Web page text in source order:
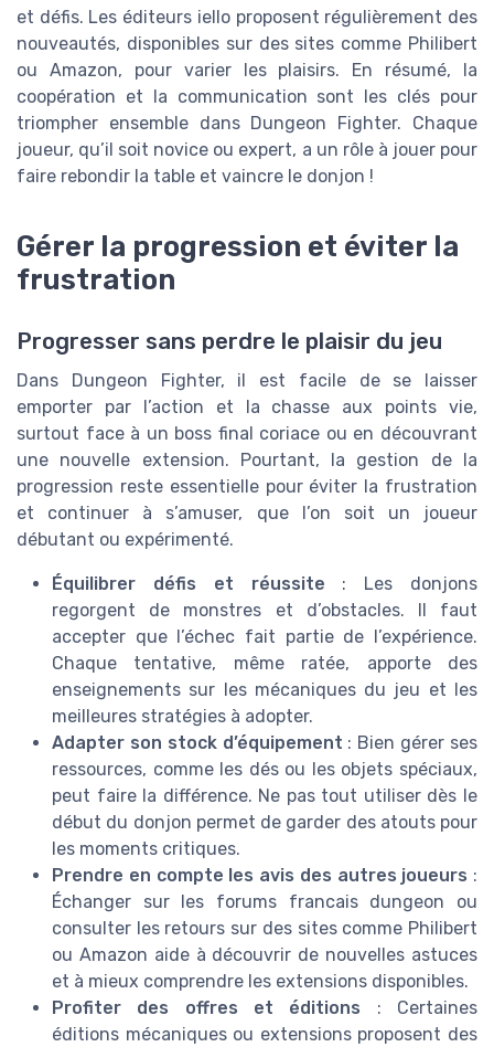
et défis. Les éditeurs iello proposent régulièrement des
nouveautés, disponibles sur des sites comme Philibert
ou Amazon, pour varier les plaisirs. En résumé, la
coopération et la communication sont les clés pour
triompher ensemble dans Dungeon Fighter. Chaque
joueur, qu’il soit novice ou expert, a un rôle à jouer pour
faire rebondir la table et vaincre le donjon !
Gérer la progression et éviter la
frustration
Progresser sans perdre le plaisir du jeu
Dans Dungeon Fighter, il est facile de se laisser
emporter par l’action et la chasse aux points vie,
surtout face à un boss final coriace ou en découvrant
une nouvelle extension. Pourtant, la gestion de la
progression reste essentielle pour éviter la frustration
et continuer à s’amuser, que l’on soit un joueur
débutant ou expérimenté.
Équilibrer défis et réussite : Les donjons
regorgent de monstres et d’obstacles. Il faut
accepter que l’échec fait partie de l’expérience.
Chaque tentative, même ratée, apporte des
enseignements sur les mécaniques du jeu et les
meilleures stratégies à adopter.
Adapter son stock d’équipement : Bien gérer ses
ressources, comme les dés ou les objets spéciaux,
peut faire la différence. Ne pas tout utiliser dès le
début du donjon permet de garder des atouts pour
les moments critiques.
Prendre en compte les avis des autres joueurs :
Échanger sur les forums francais dungeon ou
consulter les retours sur des sites comme Philibert
ou Amazon aide à découvrir de nouvelles astuces
et à mieux comprendre les extensions disponibles.
Profiter des offres et éditions : Certaines
éditions mécaniques ou extensions proposent des